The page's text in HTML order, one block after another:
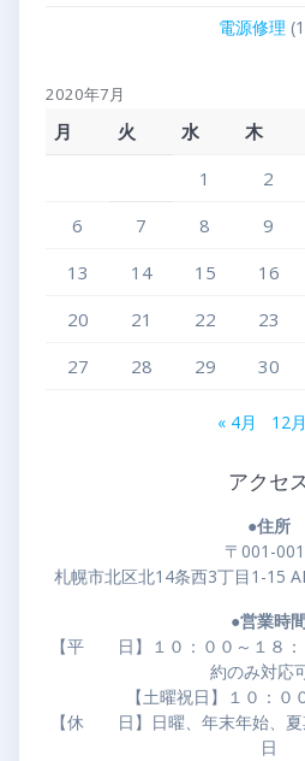
電源修理
2020年7月
月 火 水 木
1
2
6
7 8 9
13
14 15 16
20
21 22 23
27
28 29 30
« 4月 12
アクセ
●住所
〒001-
札幌市北区北14条西3丁目1-15
●営業時
【平 日】１０：００～１８：
約のみ対応
【土曜祝日】１０：０
【休 日】日曜、年末年始、夏
日